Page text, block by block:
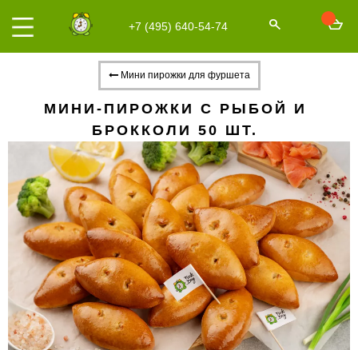
+7 (495) 640-54-74
Мини пирожки для фуршета
МИНИ-ПИРОЖКИ С РЫБОЙ И
БРОККОЛИ 50 ШТ.